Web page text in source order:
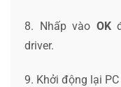
8. Nhấp vào OK
driver.
9. Khởi động lại